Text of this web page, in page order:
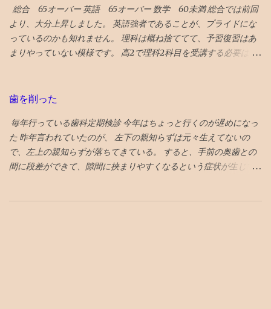
字（下に引用している山口の場合は...
★★★★アンチャーテッド なんか昔見たことあるので、２回目だ
とワクワク感が薄れてる ★★★スチュアート・宇宙救出失敗の法
則 ビックバンセオリーのスピンオフコメディ ビックバンセオリー
はある程度見ておいた方が楽しめる 「中島淳」 面白い話と、よく
総合 65オーバー 英語 65オーバー 数学 60未満 総合では前回
より、大分上昇しました。 英語強者であることが、プライドにな
っているのかも知れません。 理科は概ね捨ててて、予習復習はあ
まりやっていない模様です。 高2で理科2科目を受講する必要はな
でしょう。 数学や理科のバランスが気になりますが、もはや会話
ても、鉄の先生たちが、アドバイスしているようなのは、鉄の家
庭あて報告書を見ても伝わってきました。 この段階になると、 学
習戦略のアドバイスは塾の仕事 ですね。
歯を削った
毎年行っている歯科定期検診 今年はちょっと行くのが遅めになっ
た 昨年言われていたのが、 左下の親知らずは元々生えてないの
で、左上の親知らずが落ちてきている。 すると、手前の奥歯との
間に段差ができて、隙間に挟まりやすくなるという症状が生じて